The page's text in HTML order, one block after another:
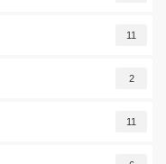
11
2
11